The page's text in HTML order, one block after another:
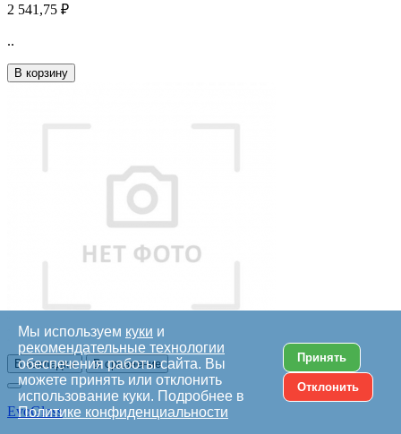
2 541,75 ₽
..
В корзину
В закладки В сравнение
EvoGloss
Мы используем куки и
рекомендательные технологии
обеспечения работы сайта. Вы
можете принять или отклонить
использование куки. Подробнее в
Политике конфиденциальности
Принять
Отклонить